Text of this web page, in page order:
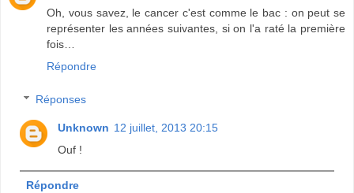
Oh, vous savez, le cancer c'est comme le bac : on peut se
représenter les années suivantes, si on l'a raté la première
fois…
Répondre
Réponses
Unknown 12 juillet, 2013 20:15
Ouf !
Répondre